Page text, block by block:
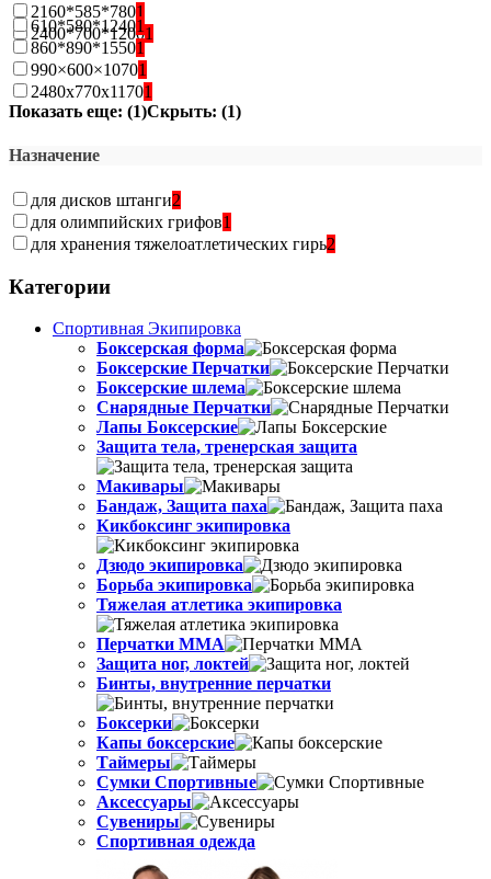
2160*585*7801
2400*700*12001
610*580*12401
860*890*15501
990×600×10701
2480х770x11701
Показать еще: (1)Скрыть: (1)
Назначение
для дисков штанги2
для олимпийских грифов1
для хранения тяжелоатлетических гирь2
Категории
Спортивная Экипировка
Боксерская форма
Боксерские Перчатки
Боксерские шлема
Снарядные Перчатки
Лапы Боксерские
Защита тела, тренерская защита
Макивары
Бандаж, Защита паха
Кикбоксинг экипировка
Дзюдо экипировка
Борьба экипировка
Тяжелая атлетика экипировка
Перчатки MMA
Защита ног, локтей
Бинты, внутренние перчатки
Боксерки
Капы боксерские
Таймеры
Сумки Спортивные
Аксессуары
Сувениры
Спортивная одежда